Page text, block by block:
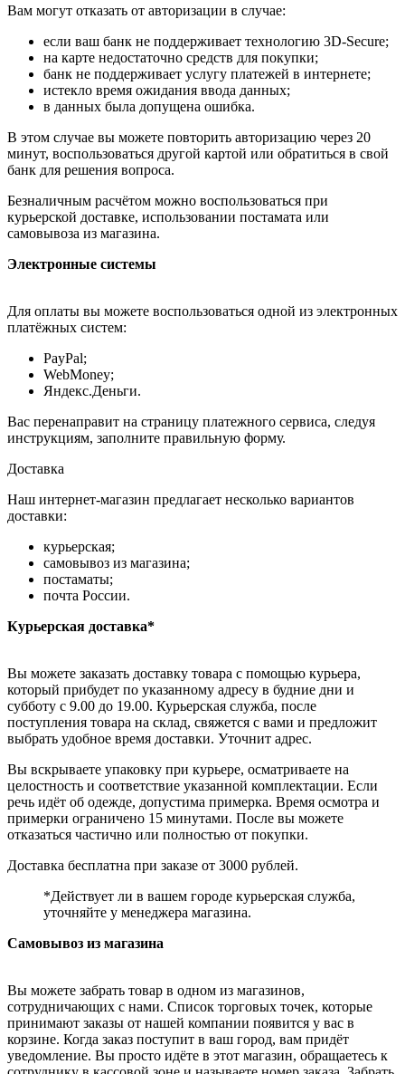
Вам могут отказать от авторизации в случае:
если ваш банк не поддерживает технологию 3D-Secure;
на карте недостаточно средств для покупки;
банк не поддерживает услугу платежей в интернете;
истекло время ожидания ввода данных;
в данных была допущена ошибка.
В этом случае вы можете повторить авторизацию через 20
минут, воспользоваться другой картой или обратиться в свой
банк для решения вопроса.
Безналичным расчётом можно воспользоваться при
курьерской доставке, использовании постамата или
самовывоза из магазина.
Электронные системы
Для оплаты вы можете воспользоваться одной из электронных
платёжных систем:
PayPal;
WebMoney;
Яндекс.Деньги.
Вас перенаправит на страницу платежного сервиса, следуя
инструкциям, заполните правильную форму.
Доставка
Наш интернет-магазин предлагает несколько вариантов
доставки:
курьерская;
самовывоз из магазина;
постаматы;
почта России.
Курьерская доставка*
Вы можете заказать доставку товара с помощью курьера,
который прибудет по указанному адресу в будние дни и
субботу с 9.00 до 19.00. Курьерская служба, после
поступления товара на склад, свяжется с вами и предложит
выбрать удобное время доставки. Уточнит адрес.
Вы вскрываете упаковку при курьере, осматриваете на
целостность и соответствие указанной комплектации. Если
речь идёт об одежде, допустима примерка. Время осмотра и
примерки ограничено 15 минутами. После вы можете
отказаться частично или полностью от покупки.
Доставка бесплатна при заказе от 3000 рублей.
*Действует ли в вашем городе курьерская служба,
уточняйте у менеджера магазина.
Самовывоз из магазина
Вы можете забрать товар в одном из магазинов,
сотрудничающих с нами. Список торговых точек, которые
принимают заказы от нашей компании появится у вас в
корзине. Когда заказ поступит в ваш город, вам придёт
уведомление. Вы просто идёте в этот магазин, обращаетесь к